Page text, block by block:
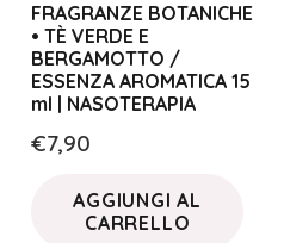
FRAGRANZE BOTANICHE
• TÈ VERDE E
BERGAMOTTO /
ESSENZA AROMATICA 15
ml | NASOTERAPIA
€7,90
AGGIUNGI AL
CARRELLO